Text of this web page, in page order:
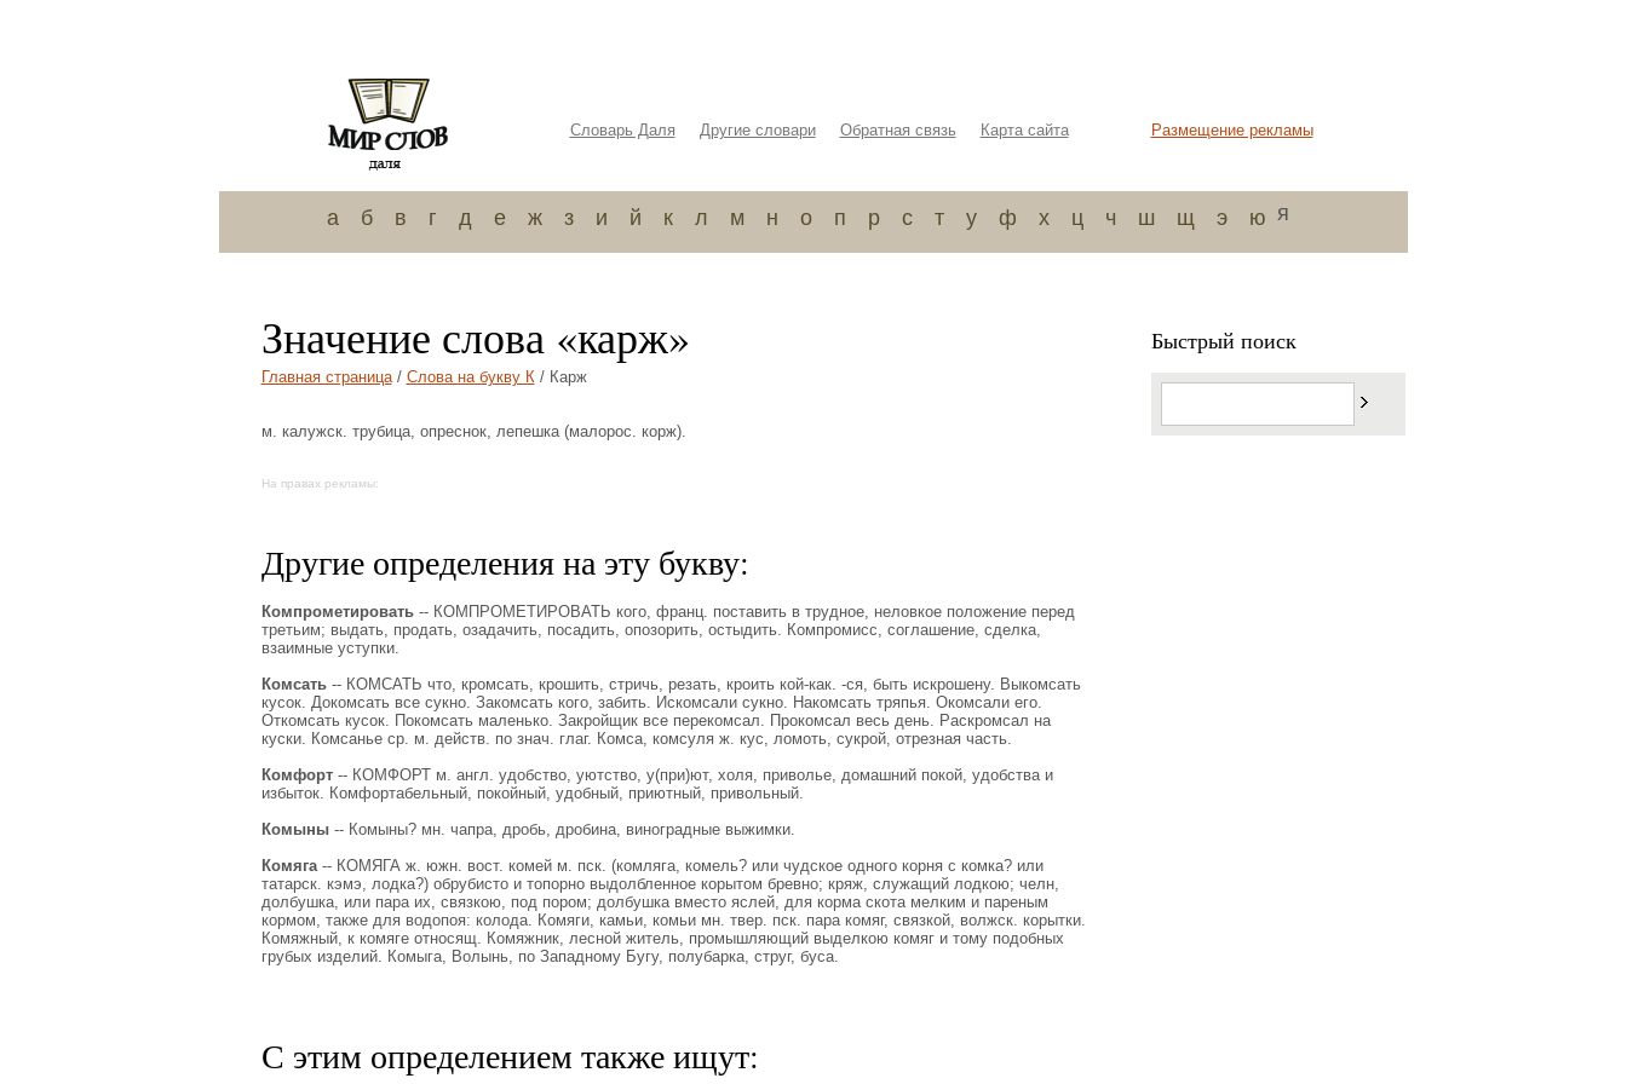
Словарь Даля Другие словари Обратная связь Карта сайта Размещение рекламы
а б в г д е ж з и й к л м н о п р с т у ф х ц ч ш щ э ю я
Значение слова «карж»
Главная страница/ Слова на букву К/ Карж
м. калужск. трубица, опреснок, лепешка (малорос. корж).
На правах рекламы:
Другие определения на эту букву:
Компрометировать-- КОМПРОМЕТИРОВАТЬ кого, франц. поставить в трудное, неловкое положение перед
третьим; выдать, продать, озадачить, посадить, опозорить, остыдить. Компромисс, соглашение, сделка,
взаимные уступки.
Комсать-- КОМСАТЬ что, кромсать, крошить, стричь, резать, кроить кой-как. -ся, быть искрошену. Выкомсать
кусок. Докомсать все сукно. Закомсать кого, забить. Искомсали сукно. Накомсать тряпья. Окомсали его.
Откомсать кусок. Покомсать маленько. Закройщик все перекомсал. Прокомсал весь день. Раскромсал на
куски. Комсанье ср. м. действ. по знач. глаг. Комса, комсуля ж. кус, ломоть, сукрой, отрезная часть.
Комфорт-- КОМФОРТ м. англ. удобство, уютство, у(при)ют, холя, приволье, домашний покой, удобства и
избыток. Комфортабельный, покойный, удобный, приютный, привольный.
Комыны-- Комыны? мн. чапра, дробь, дробина, виноградные выжимки.
Комяга-- КОМЯГА ж. южн. вост. комей м. пск. (комляга, комель? или чудское одного корня с комка? или
татарск. кэмэ, лодка?) обрубисто и топорно выдолбленное корытом бревно; кряж, служащий лодкою; челн,
долбушка, или пара их, связкою, под пором; долбушка вместо яслей, для корма скота мелким и пареным
кормом, также для водопоя: колода. Комяги, камьи, комьи мн. твер. пск. пара комяг, связкой, волжск. корытки.
Комяжный, к комяге относящ. Комяжник, лесной житель, промышляющий выделкою комяг и тому подобных
грубых изделий. Комыга, Волынь, по Западному Бугу, полубарка, струг, буса.
С этим определением также ищут:
Быстрый поиск